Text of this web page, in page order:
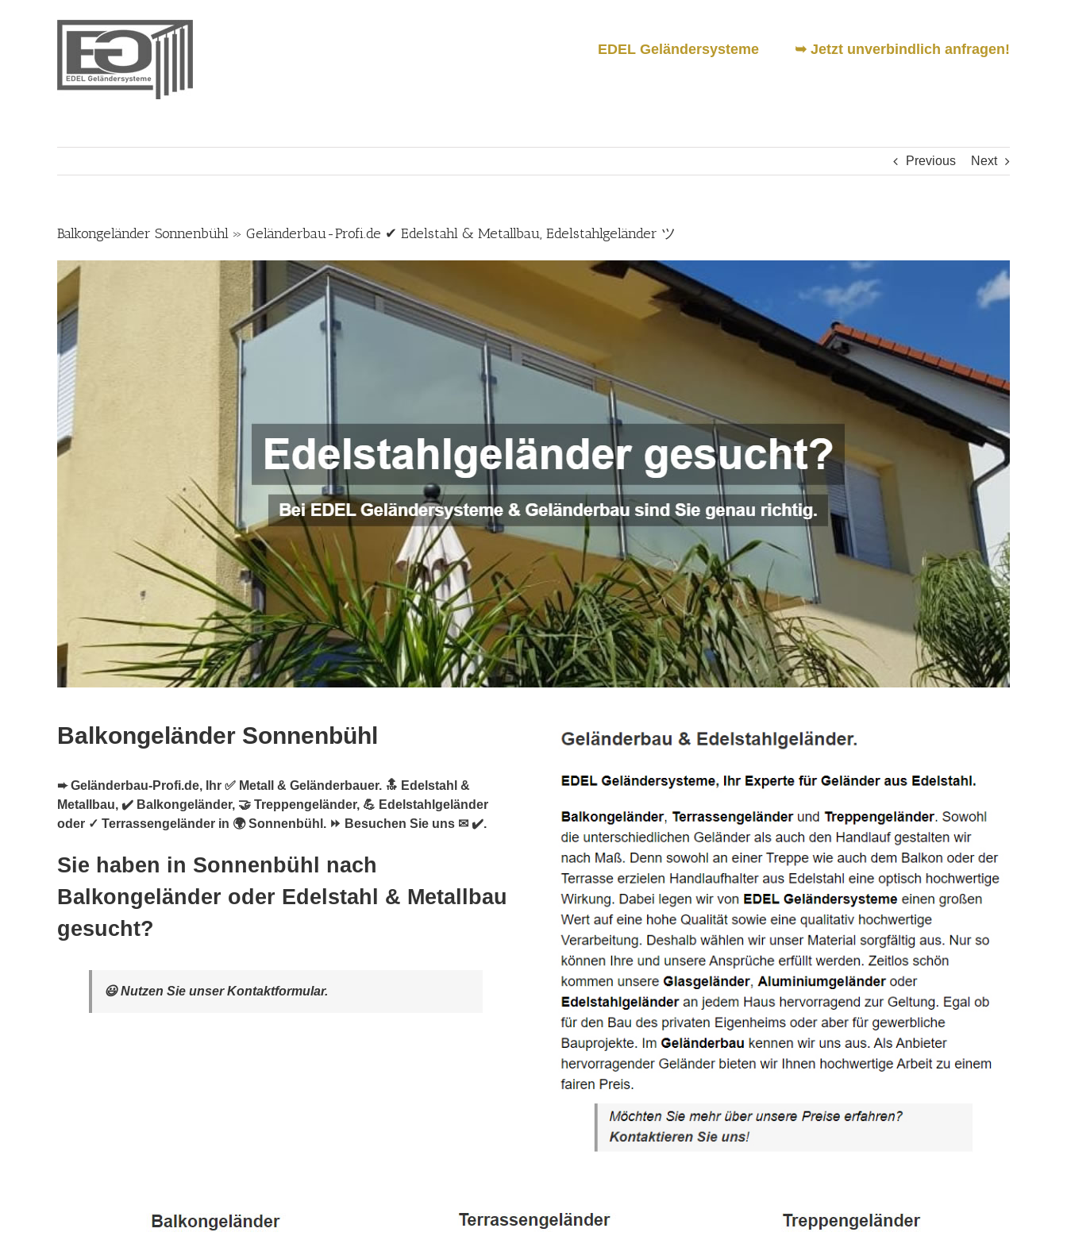
EDEL Geländersysteme ➥ Jetzt unverbindlich anfragen!
Previous Next
Balkongeländer Sonnenbühl » Geländerbau-Profi.de ✔ Edelstahl & Metallbau, Edelstahlgeländer ツ
Balkongeländer Sonnenbühl
➨ Geländerbau-Profi.de, Ihr ✅ Metall & Geländerbauer. 🔝 Edelstahl &
Metallbau, ✔️ Balkongeländer, 🤝 Treppengeländer, 💪 Edelstahlgeländer
oder ✓ Terrassengeländer in 🌍 Sonnenbühl. ⏩ Besuchen Sie uns ✉ ✔️.
Sie haben in Sonnenbühl nach
Balkongeländer oder Edelstahl & Metallbau
gesucht?
😃 Nutzen Sie unser Kontaktformular.